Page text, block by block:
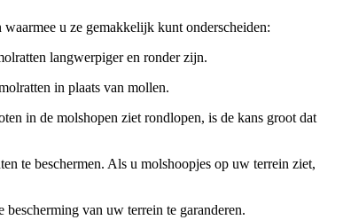
u ze gemakkelijk kunt onderscheiden:
langwerpiger en ronder zijn.
in plaats van mollen.
in de molshopen ziet rondlopen, is de kans groot dat
te beschermen. Als u molshoopjes op uw terrein ziet,
van uw terrein te garanderen.